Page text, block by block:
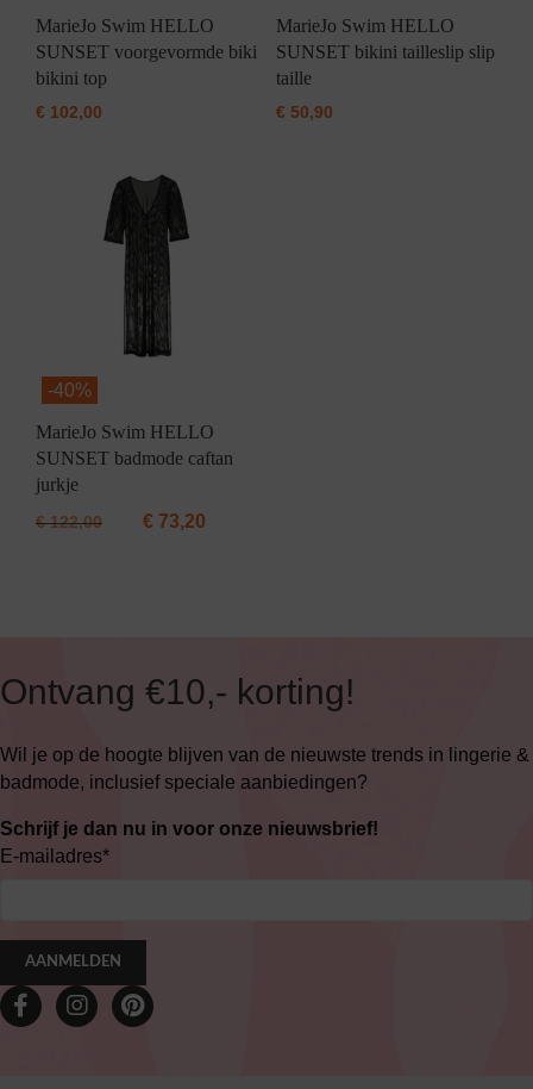
MarieJo Swim HELLO
SUNSET voorgevormde biki
bikini top
€ 102,00
MarieJo Swim HELLO
SUNSET bikini tailleslip slip
taille
€50,90
-40%
MarieJo Swim HELLO
SUNSET badmode caftan
jurkje
€122,00 € 73,20
Ontvang €10,- korting!
Wil je op de hoogte blijven van de nieuwste trends in lingerie &
badmode, inclusief speciale aanbiedingen?
Schrijf je dan nu in voor onze nieuwsbrief!
E-mailadres*
AANMELDEN